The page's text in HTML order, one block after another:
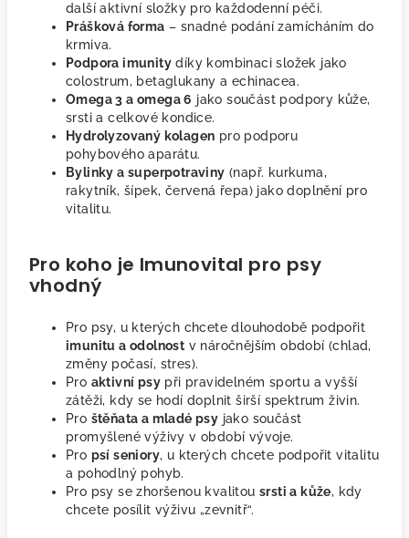
další aktivní složky pro každodenní péči.
Prášková forma – snadné podání zamícháním do
krmiva.
Podpora imunity díky kombinaci složek jako
colostrum, betaglukany a echinacea.
Omega 3 a omega 6 jako součást podpory kůže,
srsti a celkové kondice.
Hydrolyzovaný kolagen pro podporu
pohybového aparátu.
Bylinky a superpotraviny (např. kurkuma,
rakytník, šípek, červená řepa) jako doplnění pro
vitalitu.
Pro koho je Imunovital pro psy
vhodný
Pro psy, u kterých chcete dlouhodobě podpořit
imunitu a odolnost v náročnějším období (chlad,
změny počasí, stres).
Pro aktivní psy při pravidelném sportu a vyšší
zátěži, kdy se hodí doplnit širší spektrum živin.
Pro štěňata a mladé psy jako součást
promyšlené výživy v období vývoje.
Pro psí seniory, u kterých chcete podpořit vitalitu
a pohodlný pohyb.
Pro psy se zhoršenou kvalitou srsti a kůže, kdy
chcete posílit výživu „zevnitř“.